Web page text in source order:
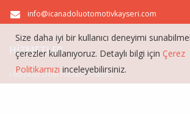
info@icanadoluotomotivkayseri.com
HIZMETLER
Boyasız Dolu Hasarı Onarımı
Size daha iyi bir kullanıcı deneyimi
çerezler kullanıyoruz. Detaylı bilgi için Çerez
Politikamızı inceleyebilirsiniz.